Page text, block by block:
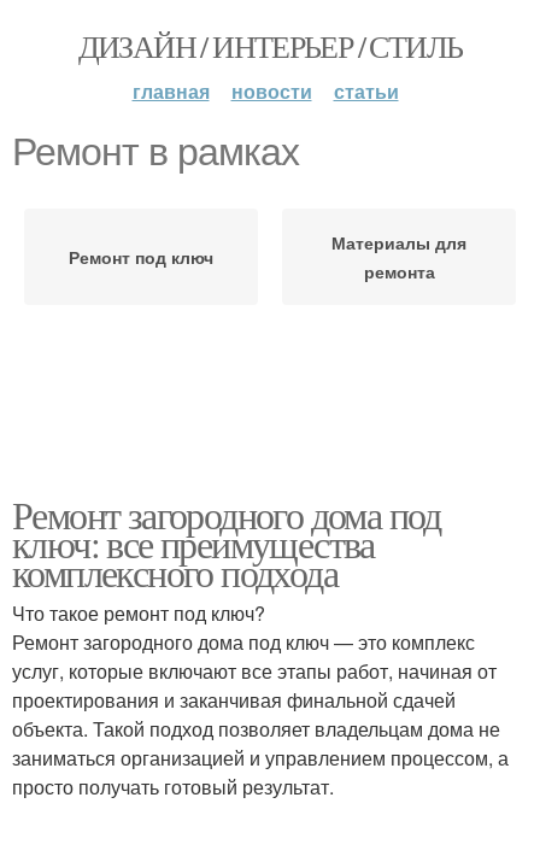
ДИЗАЙН / ИНТЕРЬЕР / СТИЛЬ
главная новости статьи
Ремонт в рамках
Ремонт под ключ
Материалы для
ремонта
Ремонт загородного дома под
ключ: все преимущества
комплексного подхода
Что такое ремонт под ключ?
Ремонт загородного дома под ключ — это комплекс
услуг, которые включают все этапы работ, начиная от
проектирования и заканчивая финальной сдачей
объекта. Такой подход позволяет владельцам дома не
заниматься организацией и управлением процессом, а
просто получать готовый результат.